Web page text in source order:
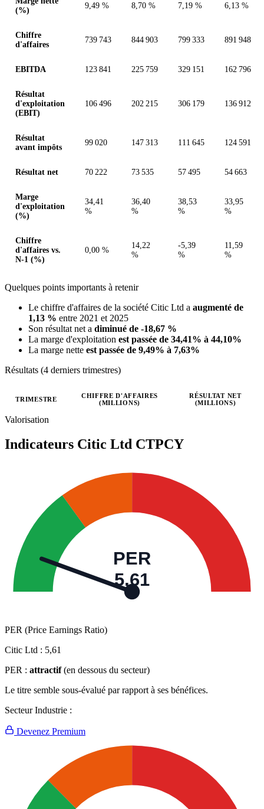
(%)
9,49 % 8,70 % 7,19 % 6,13 %
Chiffre
d'affaires
739 743 844 903 799 333 891 948
EBITDA 123 841 225 759 329 151 162 796
Résultat
d'exploitation
(EBIT)
106 496 202 215 306 179 136 912
Résultat
avant impôts
99 020 147 313 111 645 124 591
Résultat net 70 222 73 535 57 495 54 663
Marge
d'exploitation
(%)
34,41
%
36,40
%
38,53
%
33,95
%
Chiffre
d'affaires vs.
N-1 (%)
0,00 %
14,22
%
-5,39
%
11,59
%
Quelques points importants à retenir
Le chiffre d'affaires de la société Citic Ltd a augmenté de
1,13 % entre 2021 et 2025
Son résultat net a diminué de -18,67 %
La marge d'exploitation est passée de 34,41% à 44,10%
La marge nette est passée de 9,49% à 7,63%
Résultats (4 derniers trimestres)
Valeurs trimestrielles en millions (dollar des États-Unis)
TRIMESTRE
CHIFFRE D'AFFAIRES
(MILLIONS)
RÉSULTAT NET
(MILLIONS)
Valorisation
Indicateurs Citic Ltd CTPCY
PER
5,61
PER (Price Earnings Ratio)
Citic Ltd : 5,61
PER : attractif (en dessous du secteur)
Le titre semble sous-évalué par rapport à ses bénéfices.
Secteur Industrie :
Devenez Premium